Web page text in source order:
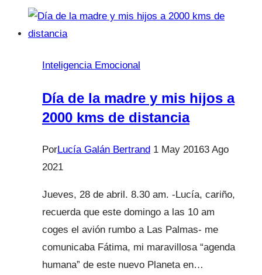
VENTA!
entran
los
pies
Inteligencia Emocional
Día de la madre y mis hijos a
2000 kms de distancia
PorLucía Galán Bertrand 1 May 20163 Ago
2021
Jueves, 28 de abril. 8.30 am. -Lucía, cariño,
recuerda que este domingo a las 10 am
coges el avión rumbo a Las Palmas- me
comunicaba Fátima, mi maravillosa “agenda
humana” de este nuevo Planeta en…